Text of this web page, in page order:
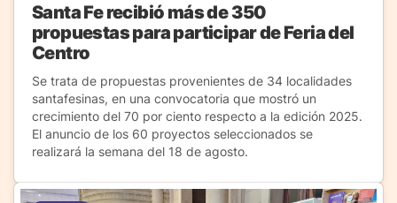
Santa Fe recibió más de 350
propuestas para participar de Feria del
Centro
Se trata de propuestas provenientes de 34 localidades
santafesinas, en una convocatoria que mostró un
crecimiento del 70 por ciento respecto a la edición 2025.
El anuncio de los 60 proyectos seleccionados se
realizará la semana del 18 de agosto.